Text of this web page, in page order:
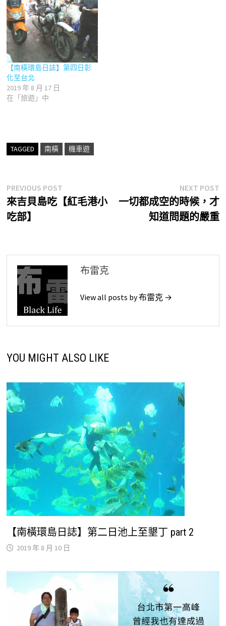
【南橫環島日誌】第四日彰
化至台北
2019 年 8 月 17 日
在「旅遊」中
TAGGED 南橫 機車遊
文
章
PREVIOUS POSTPrevious
post:
來吉貝島吃【紅毛港小
吃部】
NEXT POST
一切都成空的時候，才
知道問題的嚴重
布雷克
View all posts by 布雷克 →
YOU MIGHT ALSO LIKE
【南橫環島日誌】第二日池上至墾丁 part 2
2019 年 8 月 10 日